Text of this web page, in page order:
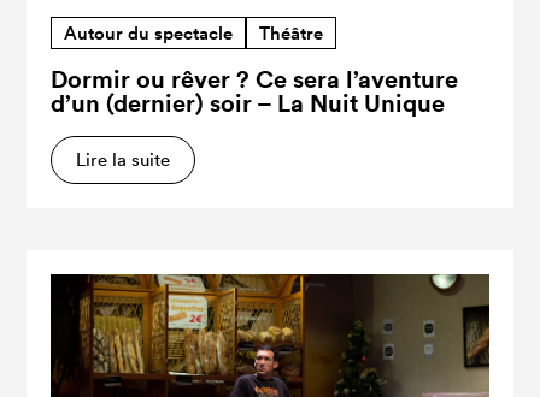
Autour du spectacle Théâtre
Dormir ou rêver ? Ce sera l’aventure
d’un (dernier) soir – La Nuit Unique
Lire la suite